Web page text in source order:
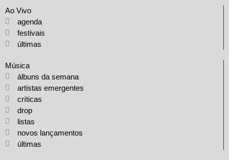
Ao Vivo
agenda
festivais
últimas
Música
álbuns da semana
artistas emergentes
críticas
drop
listas
novos lançamentos
últimas